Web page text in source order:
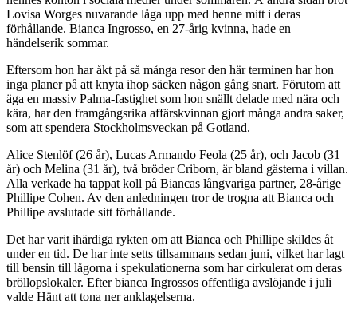
Lovisa Worges nuvarande låga upp med henne mitt i deras
förhållande. Bianca Ingrosso, en 27-årig kvinna, hade en
händelserik sommar.
Eftersom hon har åkt på så många resor den här terminen har hon
inga planer på att knyta ihop säcken någon gång snart. Förutom att
äga en massiv Palma-fastighet som hon snällt delade med nära och
kära, har den framgångsrika affärskvinnan gjort många andra saker,
som att spendera Stockholmsveckan på Gotland.
Alice Stenlöf (26 år), Lucas Armando Feola (25 år), och Jacob (31
år) och Melina (31 år), två bröder Criborn, är bland gästerna i villan.
Alla verkade ha tappat koll på Biancas långvariga partner, 28-årige
Phillipe Cohen. Av den anledningen tror de trogna att Bianca och
Phillipe avslutade sitt förhållande.
Det har varit ihärdiga rykten om att Bianca och Phillipe skildes åt
under en tid. De har inte setts tillsammans sedan juni, vilket har lagt
till bensin till lågorna i spekulationerna som har cirkulerat om deras
bröllopslokaler. Efter bianca Ingrossos offentliga avslöjande i juli
valde Hänt att tona ner anklagelserna.